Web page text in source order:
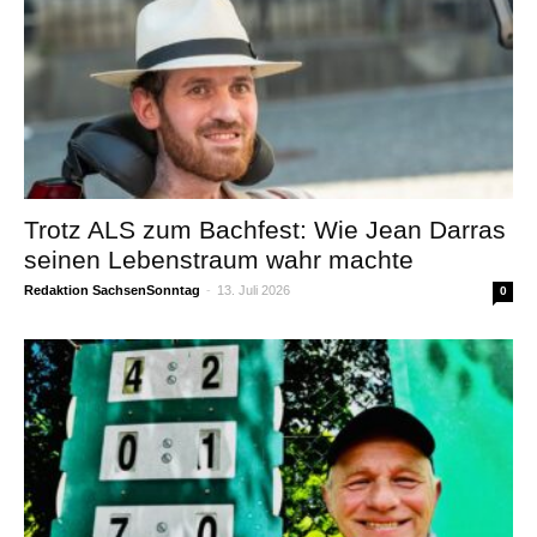
Trotz ALS zum Bachfest: Wie Jean Darras
seinen Lebenstraum wahr machte
Redaktion SachsenSonntag - 13. Juli 2026 0